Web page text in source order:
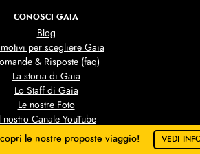
le nostre proposte viaggio! VEDI
CONOSCI GAIA
Blog
per scegliere Gaia
& Risposte (faq)
La storia di Gaia
Lo Staff di Gaia
Le nostre Foto
nostro Canale YouTube
Travel & Incentive